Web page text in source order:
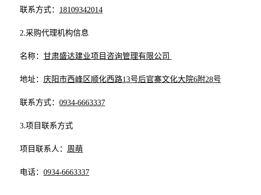
联系方式： 18109342014
2.采购代理机构信息
名称： 甘肃盛达建业项目咨询管理有限公司
地址： 庆阳市西峰区顺化西路13号后官寨文化大院6附28号
联系方式： 0934-6663337
3.项目联系方式
项目联系人： 周萌
电话： 0934-6663337